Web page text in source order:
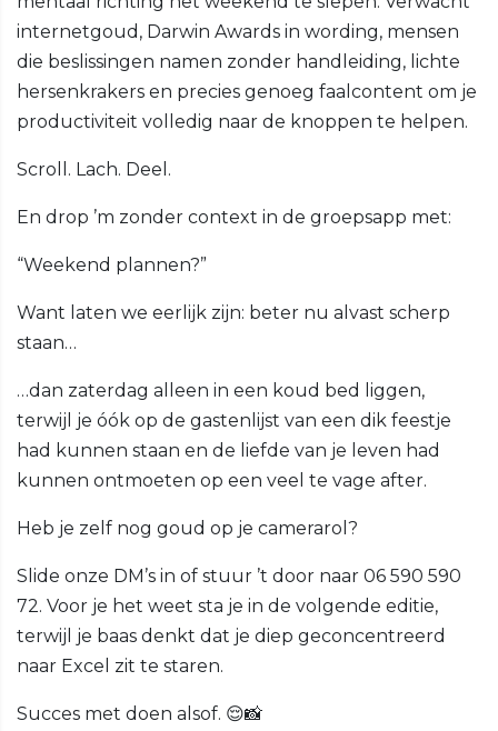
internetgoud, Darwin Awards in wording, mensen
die beslissingen namen zonder handleiding, lichte
hersenkrakers en precies genoeg faalcontent om je
productiviteit volledig naar de knoppen te helpen.
Scroll. Lach. Deel.
En drop ’m zonder context in de groepsapp met:
“Weekend plannen?”
Want laten we eerlijk zijn: beter nu alvast scherp
staan…
…dan zaterdag alleen in een koud bed liggen,
terwijl je óók op de gastenlijst van een dik feestje
had kunnen staan en de liefde van je leven had
kunnen ontmoeten op een veel te vage after.
Heb je zelf nog goud op je camerarol?
Slide onze DM’s in of stuur ’t door naar 06 590 590
72. Voor je het weet sta je in de volgende editie,
terwijl je baas denkt dat je diep geconcentreerd
naar Excel zit te staren.
Succes met doen alsof. 😌📸